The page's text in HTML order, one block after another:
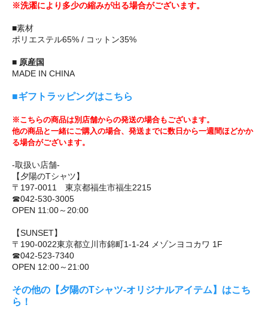
※洗濯により多少の縮みが出る場合がございます。
■素材
ポリエステル65% / コットン35%
■ 原産国
MADE IN CHINA
■ギフトラッピングはこちら
※こちらの商品は別店舗からの発送の場合もございます。
他の商品と一緒にご購入の場合、発送までに数日から一週間ほどかか
る場合がございます。
-取扱い店舗-
【夕陽のTシャツ】
〒197-0011 東京都福生市福生2215
☎042-530-3005
OPEN 11:00～20:00
【SUNSET】
〒190-0022東京都立川市錦町1-1-24 メゾンヨコカワ 1F
☎042-523-7340
OPEN 12:00～21:00
その他の【夕陽のTシャツ-オリジナルアイテム】はこち
ら！